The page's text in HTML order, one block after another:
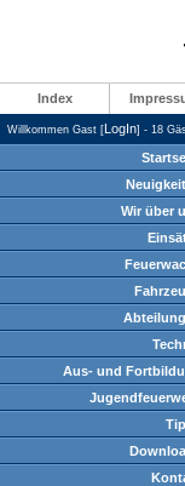
Index
Willkommen Gast [LogIn] - 18
Wir über
Aus- und